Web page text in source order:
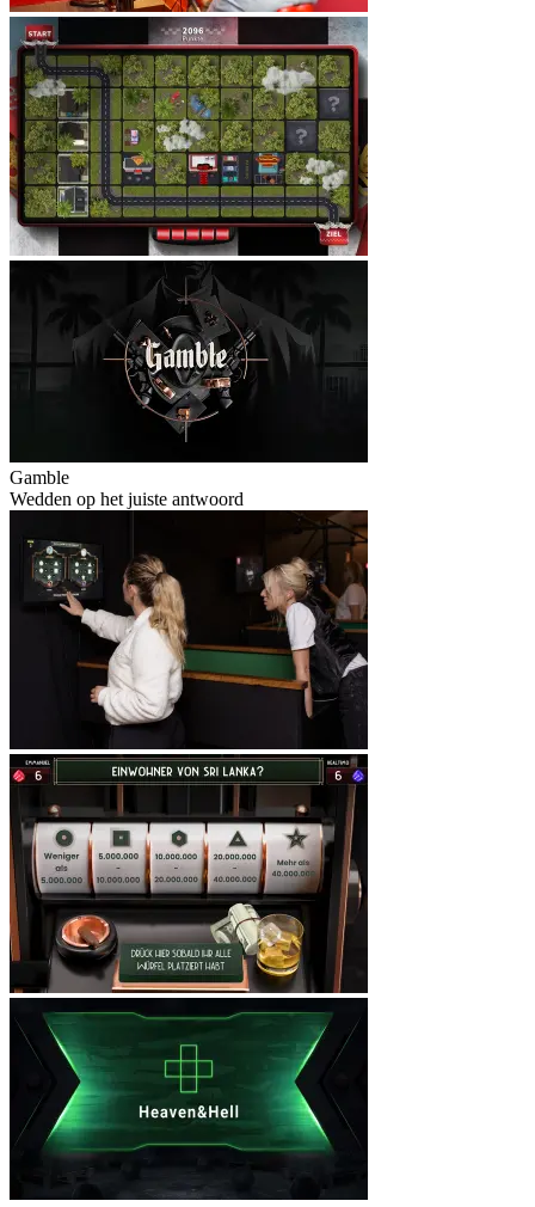
Gamble
Wedden op het juiste antwoord